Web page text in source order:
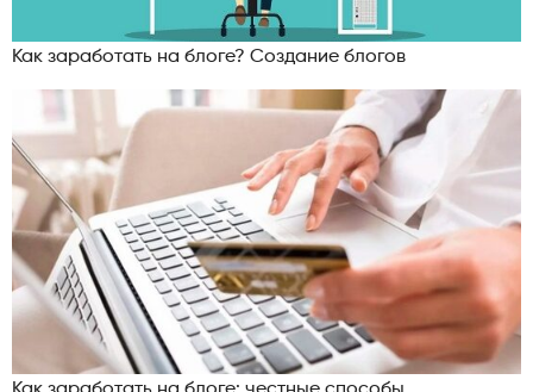
Как заработать на блоге? Создание блогов